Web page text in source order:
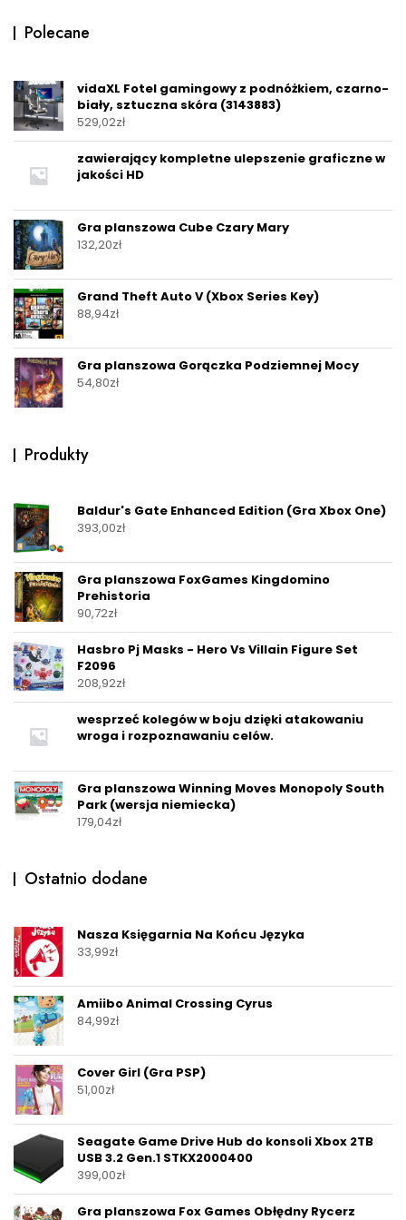
Polecane
vidaXL Fotel gamingowy z podnóżkiem, czarno-
biały, sztuczna skóra (3143883)
529,02zł
zawierający kompletne ulepszenie graficzne w
jakości HD
Gra planszowa Cube Czary Mary
132,20zł
Grand Theft Auto V (Xbox Series Key)
88,94zł
Gra planszowa Gorączka Podziemnej Mocy
54,80zł
Produkty
Baldur's Gate Enhanced Edition (Gra Xbox One)
393,00zł
Gra planszowa FoxGames Kingdomino
Prehistoria
90,72zł
Hasbro Pj Masks - Hero Vs Villain Figure Set
F2096
208,92zł
wesprzeć kolegów w boju dzięki atakowaniu
wroga i rozpoznawaniu celów.
Gra planszowa Winning Moves Monopoly South
Park (wersja niemiecka)
179,04zł
Ostatnio dodane
Nasza Księgarnia Na Końcu Języka
33,99zł
Amiibo Animal Crossing Cyrus
84,99zł
Cover Girl (Gra PSP)
51,00zł
Seagate Game Drive Hub do konsoli Xbox 2TB
USB 3.2 Gen.1 STKX2000400
399,00zł
Gra planszowa Fox Games Obłędny Rycerz